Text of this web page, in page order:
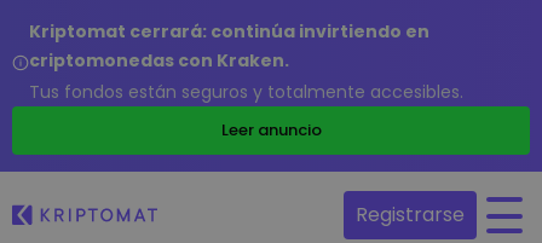
Kriptomat cerrará: continúa invirtiendo en
criptomonedas con Kraken.
Tus fondos están seguros y totalmente accesibles.
Leer anuncio
Registrarse